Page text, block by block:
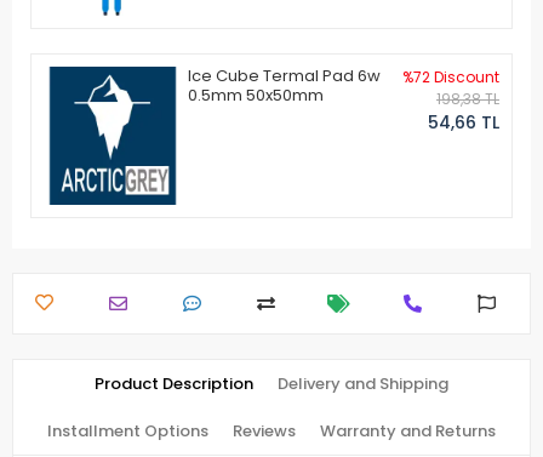
Ice Cube Termal Pad 6w
0.5mm 50x50mm
%72 Discount
198,38 TL
54,66 TL
Product Description Delivery and Shipping
Installment Options Reviews Warranty and Returns